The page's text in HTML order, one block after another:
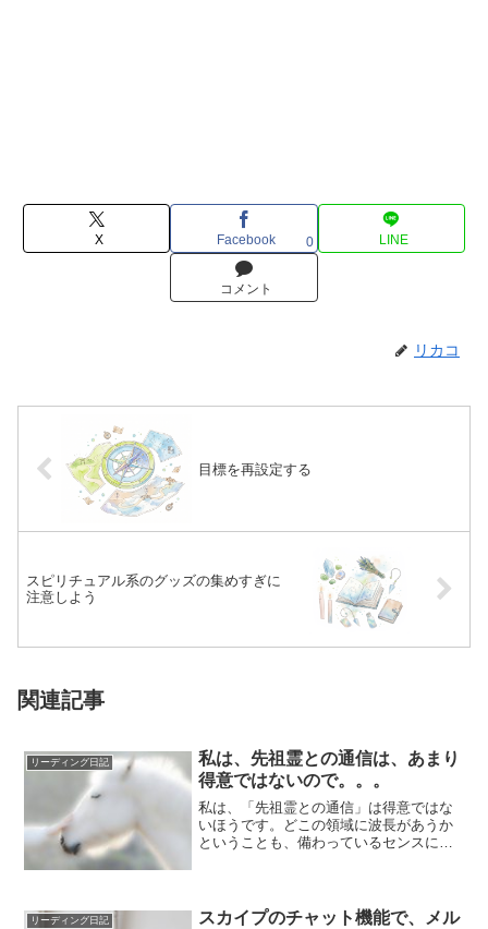
X Facebook 0 LINE
コメント
リカコ
目標を再設定する
スピリチュアル系のグッズの集めすぎに
注意しよう
関連記事
リーディング日記
私は、先祖霊との通信は、あまり
得意ではないので。。。
私は、「先祖霊との通信」は得意ではな
いほうです。どこの領域に波長があうか
ということも、備わっているセンスによ
リーディング日記
スカイプのチャット機能で、メル